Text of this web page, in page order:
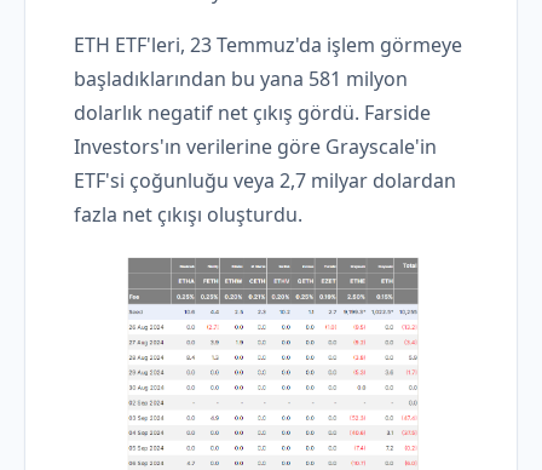
ETH ETF'leri, 23 Temmuz'da işlem görmeye
başladıklarından bu yana 581 milyon
dolarlık negatif net çıkış gördü. Farside
Investors'ın verilerine göre Grayscale'in
ETF'si çoğunluğu veya 2,7 milyar dolardan
fazla net çıkışı oluşturdu.